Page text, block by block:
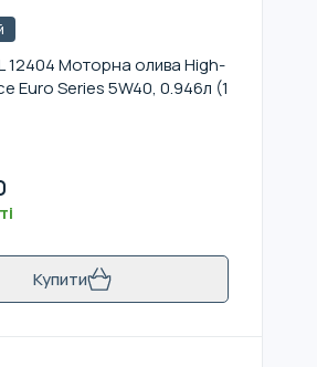
12404 Моторна олива High-
Euro Series 5W40, 0.946л (1
Купити